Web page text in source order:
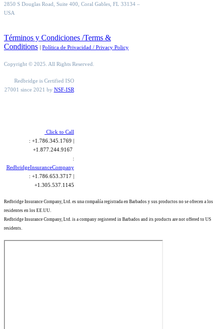
2850 S Douglas Road, Suite 400, Coral Gables, FL 33134 –
USA
Términos y Condiciones /Terms &
Conditions | Política de Privacidad / Privacy Policy
Copyright © 2025. All Rights Reserved.
Redbridge is Certified ISO
27001 since 2021 by NSF-ISR
Click to Call
: +1.786.345.1769 |
+1.877.244.9167
:
RedbridgeInsuranceCompany
: +1.786.653.3717 |
+1.305.537.1145
Redbridge Insurance Company, Ltd. es una compañía registrada en Barbados y sus productos no se ofrecen a los
residentes en los EE.UU.
Redbridge Insurance Company, Ltd. is a company registered in Barbados and its products are not offered to US
residents.